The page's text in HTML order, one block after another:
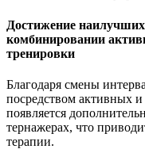
Достижение наилучших
комбинировании
тренировки
Благодаря смены
посредством активных
появляется
тернажерах, что
терапии.